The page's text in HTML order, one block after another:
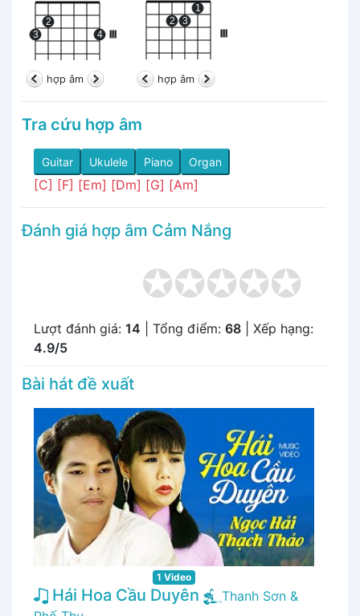
III
3
2
4
hợp âm
2 3
1
hợp âm
Tra cứu hợp âm
Guitar Ukulele Piano Organ
[C] [F] [Em] [Dm] [G] [Am]
Đánh giá hợp âm Cảm Nắng
Lượt đánh giá: 14 | Tổng điểm: 68 | Xếp hạng:
4.9/5
Bài hát đề xuất
1 Video
Hái Hoa Cầu Duyên
Thanh Sơn &